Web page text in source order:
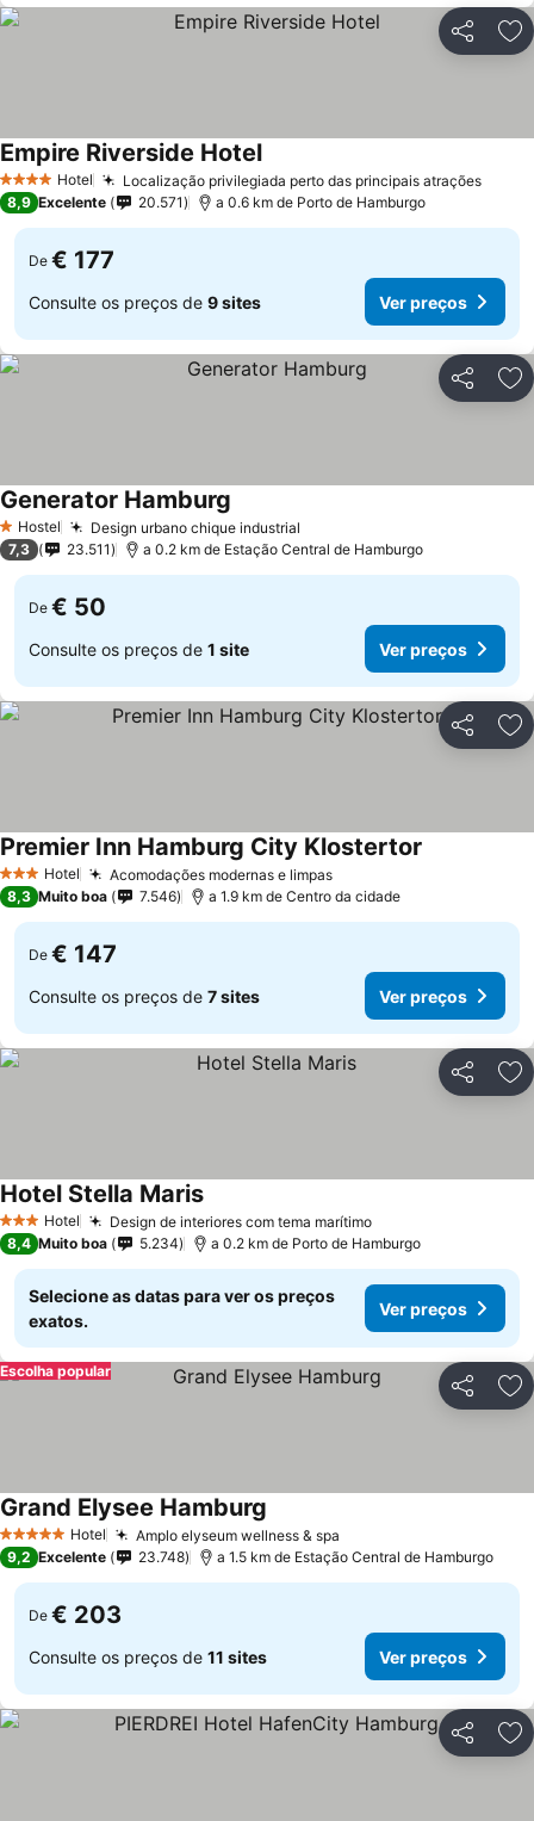
Partilhar
4 EstrelasHotel Localização privilegiada perto das principais atraçõesVer
Empire Riverside HotelVer preços
8,9 Excelente 20.571 a 0.6 km de Porto de Hamburgo
De € 177
Consulte os preços de 9 sites Ver preços
Partilhar
1 Estrelas
Hostel Design urbano chique industrial
Generator Hamburg
7,3 23.511 a 0.2 km de Estação Central de Hamburgo
De € 50
Consulte os preços de 1 site Ver preços
Partilhar
3 EstrelasHotel Acomodações modernas e limpasVer preços
Premier Inn Hamburg City Klostertor
8,3 Muito boa 7.546 a 1.9 km de Centro da cidade
De € 147
Consulte os preços de 7 sites Ver preços
Partilhar
3 EstrelasHotel Design de interiores com tema marítimoVer preços
Hotel Stella MarisVer preços
8,4 Muito boa 5.234 a 0.2 km de Porto de Hamburgo
Selecione as datas para ver os preços
exatos.
Ver preços
Partilhar
Escolha popular
5 Estrelas Hotel Amplo elyseum wellness & spa
Grand Elysee Hamburg
9,2 Excelente 23.748 a 1.5 km de Estação Central de Hamburgo
De € 203
Consulte os preços de 11 sites Ver preços
Partilhar